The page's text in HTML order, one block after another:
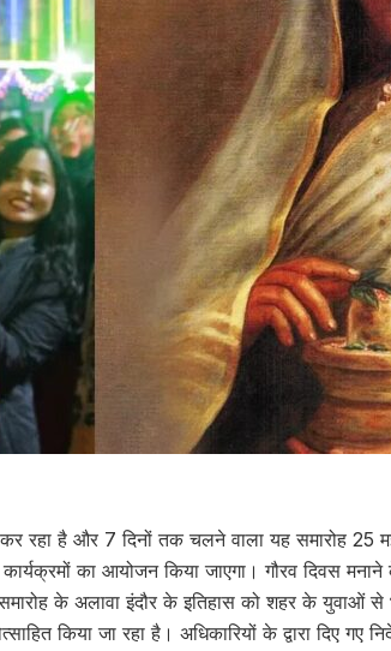
रहा है और 7 दिनों तक चलने वाला यह समारोह 25
का आयोजन किया जाएगा। गौरव दिवस
के अलावा इंदौर के इतिहास को शहर के युवाओं से
किया जा रहा है। अधिकारियों के द्वारा दिए गए